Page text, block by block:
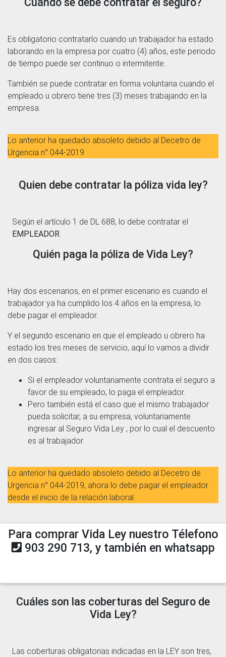
Es obligatorio contratarlo cuando un trabajador ha estado
laborando en la empresa por cuatro (4) años, este periodo
de tiempo puede ser continuo o intermitente.
También se puede contratar en forma voluntaria cuando el
empleado u obrero tiene tres (3) meses trabajando en la
empresa.
Lo anterior ha quedado absoleto debido al Decetro de
Urgencia n° 044-2019
Quien debe contratar la póliza vida ley?
Según el artículo 1 de DL 688, lo debe contratar el
EMPLEADOR.
Quién paga la póliza de Vida Ley?
Hay dos escenarios, en el primer escenario es cuando el
trabajador ya ha cumplido los 4 años en la empresa, lo
debe pagar el empleador.
Y el segundo escenario en que el empleado u obrero ha
estado los tres meses de servicio, aquí lo vamos a dividir
en dos casos:
Si el empleador voluntariamente contrata el seguro a
favor de su empleado, lo paga el empleador.
Pero también está el caso que el mismo trabajador
pueda solicitar, a su empresa, voluntariamente
ingresar al Seguro Vida Ley , por lo cual el descuento
es al trabajador.
Lo anterior ha quedado absoleto debido al Decetro de
Urgencia n° 044-2019, ahora lo debe pagar el empleador
desde el inicio de la relación laboral.
Para comprar Vida Ley nuestro Télefono
903 290 713, y también en whatsapp
Cuáles son las coberturas del Seguro de
Vida Ley?
Las coberturas obligatorias indicadas en la LEY son tres,